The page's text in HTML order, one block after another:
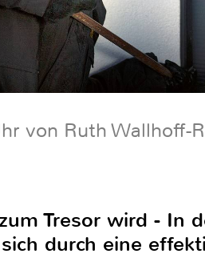
von Ruth Wallhoff-
Tresor wird - In
durch eine